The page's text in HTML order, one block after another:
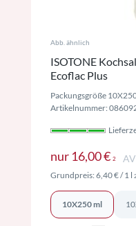
Abb. ähnlich
ISOTONE
Ecoflac Plus
Packungsgröße
Artikelnummer:
nur 16,00 € 2
Grundpreis:6,40 €/ 1 l 2
10X250 ml